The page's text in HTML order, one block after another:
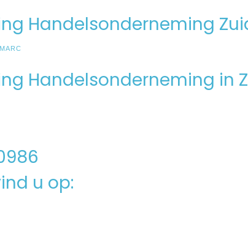
Handelsonderneming
MARC
Handelsonderneming in
u op: